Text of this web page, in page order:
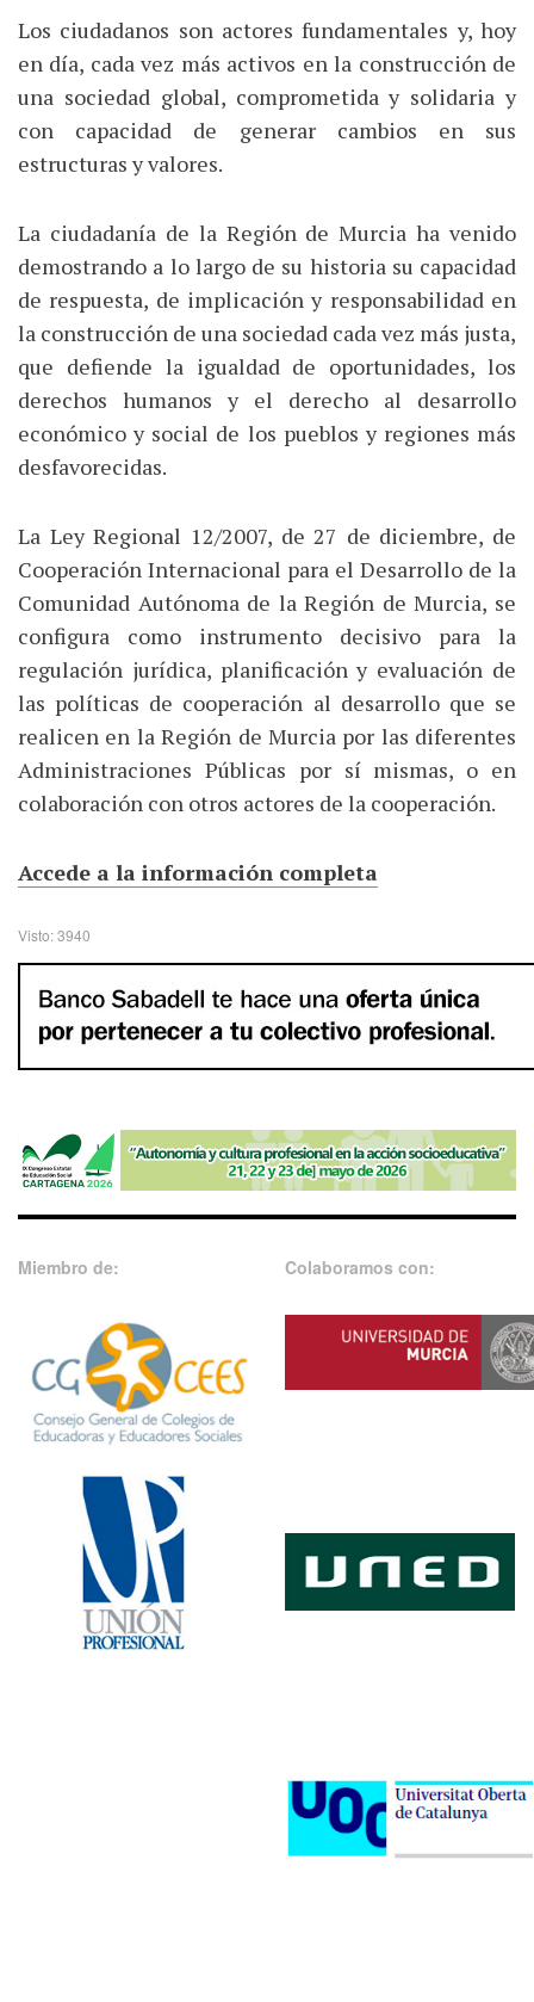
Los ciudadanos son actores fundamentales y, hoy
en día, cada vez más activos en la construcción de
una sociedad global, comprometida y solidaria y
con capacidad de generar cambios en sus
estructuras y valores.
La ciudadanía de la Región de Murcia ha venido
demostrando a lo largo de su historia su capacidad
de respuesta, de implicación y responsabilidad en
la construcción de una sociedad cada vez más justa,
que defiende la igualdad de oportunidades, los
derechos humanos y el derecho al desarrollo
económico y social de los pueblos y regiones más
desfavorecidas.
La Ley Regional 12/2007, de 27 de diciembre, de
Cooperación Internacional para el Desarrollo de la
Comunidad Autónoma de la Región de Murcia, se
configura como instrumento decisivo para la
regulación jurídica, planificación y evaluación de
las políticas de cooperación al desarrollo que se
realicen en la Región de Murcia por las diferentes
Administraciones Públicas por sí mismas, o en
colaboración con otros actores de la cooperación.
Accede a la información completa
Visto: 3940
Miembro de: Colaboramos con: